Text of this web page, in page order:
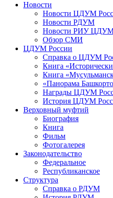
Новости
Новости ЦДУМ
Новости РДУМ
Новости РИУ ЦДУМ
Обзор СМИ
ЦДУМ России
Справка о ЦДУМ
Книга
Книга
«Панорама
Награды ЦДУМ
История ЦДУМ
Верховный муфтий
Биография
Книга
Фильм
Фотогалерея
Законодательство
Федеральное
Республиканское
Структура
Справка о РДУМ